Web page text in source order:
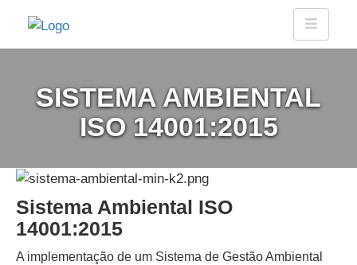
SISTEMA AMBIENTAL
ISO 14001:2015
Sistema Ambiental ISO
14001:2015
A implementação de um Sistema de Gestão Ambiental